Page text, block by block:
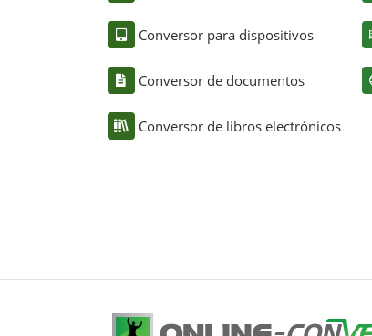
Conversor para dispositivos
Conversor de documentos
Conversor de libros electrónicos